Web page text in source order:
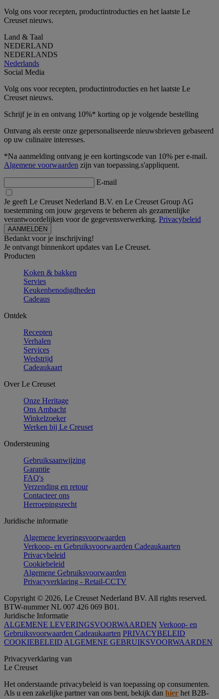
Volg ons voor recepten, productintroducties en het laatste Le
Creuset nieuws.
Land & Taal
NEDERLAND
NEDERLANDS
Nederlands
Social Media
Volg ons voor recepten, productintroducties en het laatste Le
Creuset nieuws.
Schrijf je in en ontvang 10%* korting op je volgende bestelling
Ontvang als eerste onze gepersonaliseerde nieuwsbrieven gebaseerd
op uw culinaire interesses.
*Na aanmelding ontvang je een kortingscode van 10% per e-mail.
Algemene voorwaarden zijn van toepassing.s'appliquent.
E-mail
Je geeft Le Creuset Nederland B.V. en Le Creuset Group AG
toestemming om jouw gegevens te beheren als gezamenlijke
verantwoordelijken voor de gegevensverwerking. Privacybeleid
Bedankt voor je inschrijving!
Je ontvangt binnenkort updates van Le Creuset.
Producten
Koken & bakken
Servies
Keukenbenodigdheden
Cadeaus
Ontdek
Recepten
Verhalen
Services
Wedstrijd
Cadeaukaart
Over Le Creuset
Onze Heritage
Ons Ambacht
Winkelzoeker
Werken bij Le Creuset
Ondersteuning
Gebruiksaanwijzing
Garantie
FAQ's
Verzending en retour
Contacteer ons
Herroepingsrecht
Juridische informatie
Algemene leveringsvoorwaarden
Verkoop- en Gebruiksvoorwaarden Cadeaukaarten
Privacybeleid
Cookiebeleid
Algemene Gebruiksvoorwaarden
Privacyverklaring - Retail-CCTV
Copyright © 2026, Le Creuset Nederland BV. All rights reserved.
BTW-nummer NL 007 426 069 B01.
Juridische Informatie
ALGEMENE LEVERINGSVOORWAARDEN Verkoop- en
Gebruiksvoorwaarden Cadeaukaarten PRIVACYBELEID
COOKIEBELEID ALGEMENE GEBRUIKSVOORWAARDEN
Privacyverklaring van
Le Creuset
Het onderstaande privacybeleid is van toepassing op consumenten.
Als u een zakelijke partner van ons bent, bekijk dan hier het B2B-